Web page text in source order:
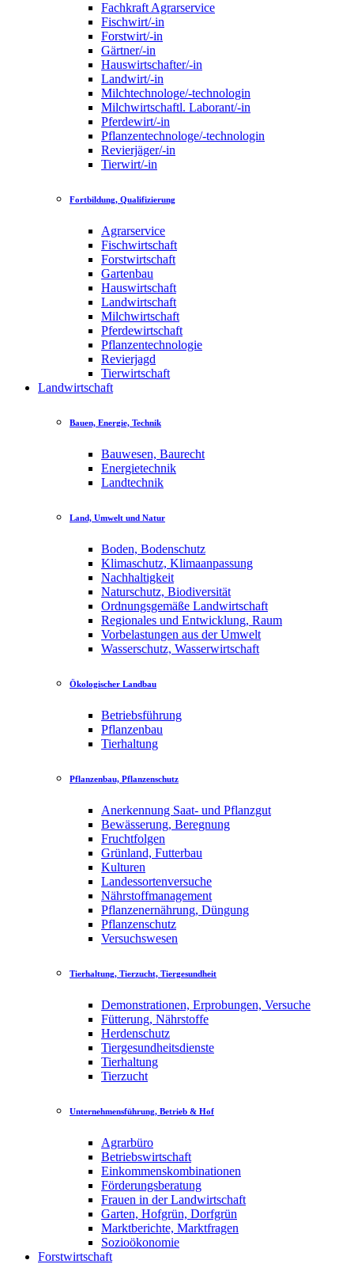
Fachkraft Agrarservice
Fischwirt/-in
Forstwirt/-in
Gärtner/-in
Hauswirtschafter/-in
Landwirt/-in
Milchtechnologe/-technologin
Milchwirtschaftl. Laborant/-in
Pferdewirt/-in
Pflanzentechnologe/-technologin
Revierjäger/-in
Tierwirt/-in
Fortbildung, Qualifizierung
Agrarservice
Fischwirtschaft
Forstwirtschaft
Gartenbau
Hauswirtschaft
Landwirtschaft
Milchwirtschaft
Pferdewirtschaft
Pflanzentechnologie
Revierjagd
Tierwirtschaft
Landwirtschaft
Bauen, Energie, Technik
Bauwesen, Baurecht
Energietechnik
Landtechnik
Land, Umwelt und Natur
Boden, Bodenschutz
Klimaschutz, Klimaanpassung
Nachhaltigkeit
Naturschutz, Biodiversität
Ordnungsgemäße Landwirtschaft
Regionales und Entwicklung, Raum
Vorbelastungen aus der Umwelt
Wasserschutz, Wasserwirtschaft
Ökologischer Landbau
Betriebsführung
Pflanzenbau
Tierhaltung
Pflanzenbau, Pflanzenschutz
Anerkennung Saat- und Pflanzgut
Bewässerung, Beregnung
Fruchtfolgen
Grünland, Futterbau
Kulturen
Landessortenversuche
Nährstoffmanagement
Pflanzenernährung, Düngung
Pflanzenschutz
Versuchswesen
Tierhaltung, Tierzucht, Tiergesundheit
Demonstrationen, Erprobungen, Versuche
Fütterung, Nährstoffe
Herdenschutz
Tiergesundheitsdienste
Tierhaltung
Tierzucht
Unternehmensführung, Betrieb & Hof
Agrarbüro
Betriebswirtschaft
Einkommenskombinationen
Förderungsberatung
Frauen in der Landwirtschaft
Garten, Hofgrün, Dorfgrün
Marktberichte, Marktfragen
Sozioökonomie
Forstwirtschaft